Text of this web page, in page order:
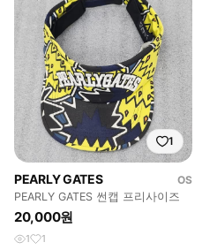
1
PEARLY GATES
OS
PEARLY GATES 썬캡 프리사이즈
20,000원
1 1